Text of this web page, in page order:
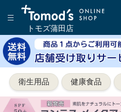
トモズ蒲田店
衛生用品 健康食品